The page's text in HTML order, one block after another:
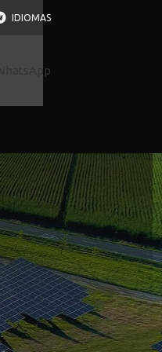
IDIOMAS
WhatsApp